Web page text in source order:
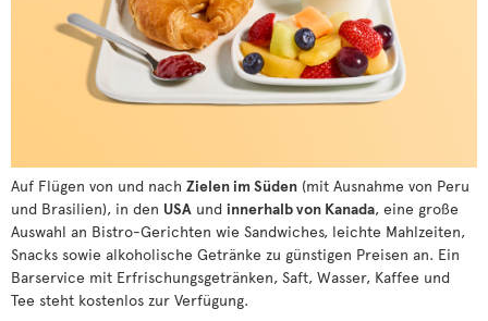
Auf Flügen von und nach Zielen im Süden (mit Ausnahme von Peru
und Brasilien), in den USA und innerhalb von Kanada, eine große
Auswahl an Bistro-Gerichten wie Sandwiches, leichte Mahlzeiten,
Snacks sowie alkoholische Getränke zu günstigen Preisen an. Ein
Barservice mit Erfrischungsgetränken, Saft, Wasser, Kaffee und
Tee steht kostenlos zur Verfügung.